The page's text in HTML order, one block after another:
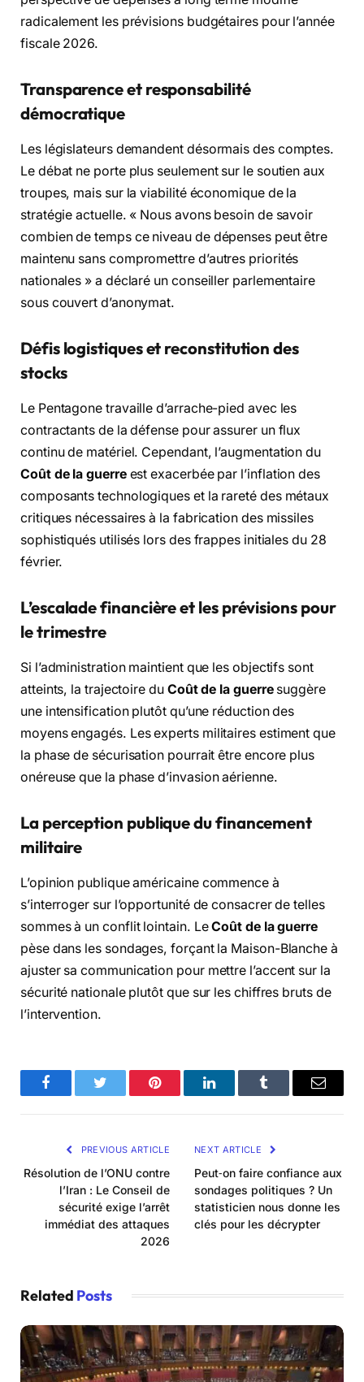
radicalement les prévisions budgétaires pour l’année
fiscale 2026.
Transparence et responsabilité
démocratique
Les législateurs demandent désormais des comptes.
Le débat ne porte plus seulement sur le soutien aux
troupes, mais sur la viabilité économique de la
stratégie actuelle. « Nous avons besoin de savoir
combien de temps ce niveau de dépenses peut être
maintenu sans compromettre d’autres priorités
nationales » a déclaré un conseiller parlementaire
sous couvert d’anonymat.
Défis logistiques et reconstitution des
stocks
Le Pentagone travaille d’arrache-pied avec les
contractants de la défense pour assurer un flux
continu de matériel. Cependant, l’augmentation du
Coût de la guerreest exacerbée par l’inflation des
composants technologiques et la rareté des métaux
critiques nécessaires à la fabrication des missiles
sophistiqués utilisés lors des frappes initiales du 28
février.
L’escalade financière et les prévisions pour
le trimestre
Si l’administration maintient que les objectifs sont
atteints, la trajectoire du Coût de la guerresuggère
une intensification plutôt qu’une réduction des
moyens engagés. Les experts militaires estiment que
la phase de sécurisation pourrait être encore plus
onéreuse que la phase d’invasion aérienne.
La perception publique du financement
militaire
L’opinion publique américaine commence à
s’interroger sur l’opportunité de consacrer de telles
sommes à un conflit lointain. LeCoût de la guerre
pèse dans les sondages, forçant la Maison-Blanche à
ajuster sa communication pour mettre l’accent sur la
sécurité nationale plutôt que sur les chiffres bruts de
l’intervention.
FacebookTwitter Pinterest LinkedInTumblr Email
PREVIOUS ARTICLE
Résolution de l’ONU contre
l’Iran : Le Conseil de
sécurité exige l’arrêt
immédiat des attaques
2026
NEXT ARTICLE
Peut‑on faire confiance aux
sondages politiques ? Un
statisticien nous donne les
clés pour les décrypter
Related Posts